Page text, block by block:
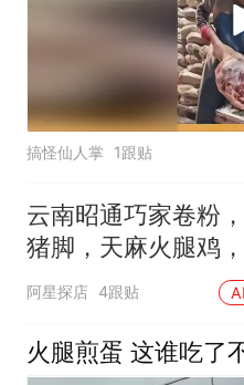
搞怪仙人掌 1跟贴
云南昭通巧家卷粉
猪脚，天麻火腿鸡
逛白鹤滩水电站
阿星探店 4跟贴
火腿煎蛋 这谁吃了